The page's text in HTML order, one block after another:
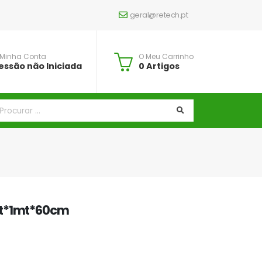
geral@retech.pt
Conta
não Iniciada
O Meu Carrinho
0 Artigos